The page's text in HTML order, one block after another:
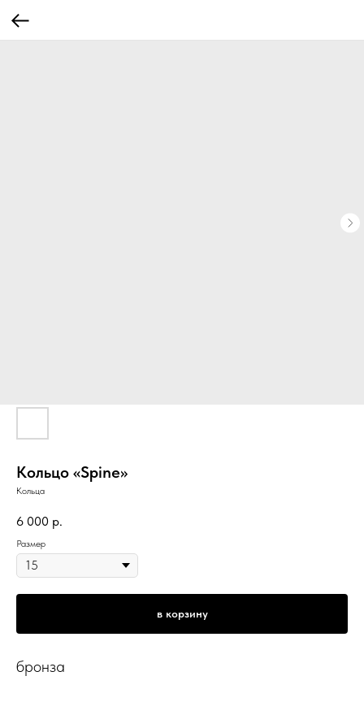
Кольцо «Spine»
Кольца
6 000 р.
Размер
в корзину
бронза